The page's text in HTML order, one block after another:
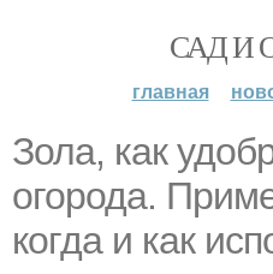
САД И
главная
Зола, как
огорода.
когда и как